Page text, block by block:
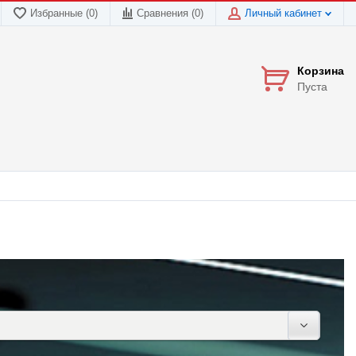
Избранные (0) Сравнения (0) Личный кабинет
Корзина
Пуста